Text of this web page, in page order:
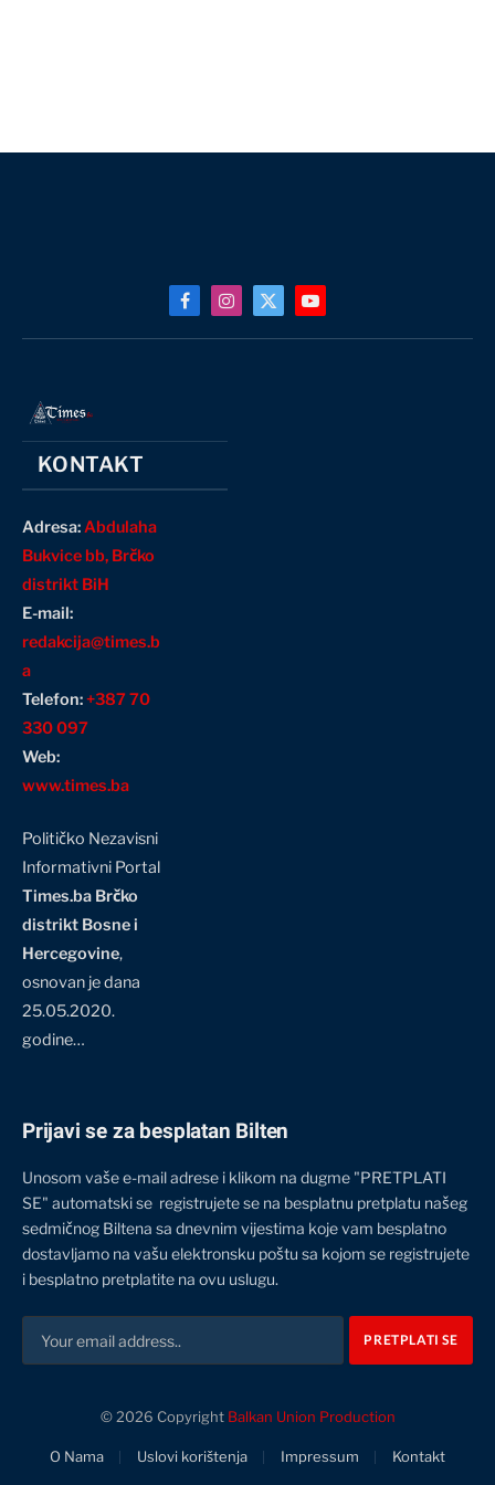
FacebookInstagram
X
(Twitter)
YouTube
KONTAKT
Adresa:Abdulaha
Bukvice bb, Brčko
distrikt BiH
E-mail:
redakcija@times.b
a
Telefon:+387 70
330 097
Web:
www.times.ba
Političko Nezavisni
Informativni Portal
Times.ba Brčko
distrikt Bosne i
Hercegovine,
osnovan je dana
25.05.2020.
godine…
Prijavi se za besplatan Bilten
Unosom vaše e-mail adrese i klikom na dugme "PRETPLATI
SE" automatski se registrujete se na besplatnu pretplatu našeg
sedmičnog Biltena sa dnevnim vijestima koje vam besplatno
dostavljamo na vašu elektronsku poštu sa kojom se registrujete
i besplatno pretplatite na ovu uslugu.
© 2026 Copyright Balkan Union Production
O Nama Uslovi korištenja Impressum Kontakt